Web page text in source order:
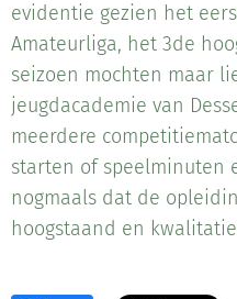
evidentie gezien het
Amateurliga, het 3de
seizoen mochten maar
jeugdacademie van
meerdere
starten of speelminuten
nogmaals dat de
hoogstaand en